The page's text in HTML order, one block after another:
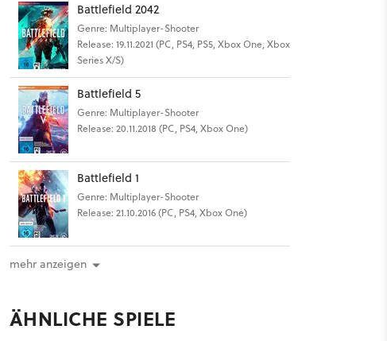
Battlefield 2042
Genre: Multiplayer-Shooter
Release: 19.11.2021 (PC, PS4, PS5, Xbox One, Xbox
Series X/S)
Battlefield 5
Genre: Multiplayer-Shooter
Release: 20.11.2018 (PC, PS4, Xbox One)
Battlefield 1
Genre: Multiplayer-Shooter
Release: 21.10.2016 (PC, PS4, Xbox One)
mehr anzeigen
ÄHNLICHE SPIELE